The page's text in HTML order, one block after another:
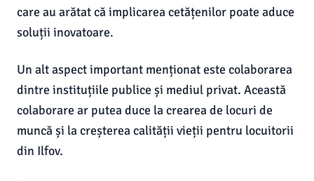
care au arătat că implicarea cetățenilor poate aduce
soluții inovatoare.
Un alt aspect important menționat este colaborarea
dintre instituțiile publice și mediul privat. Această
colaborare ar putea duce la crearea de locuri de
muncă și la creșterea calității vieții pentru locuitorii
din Ilfov.